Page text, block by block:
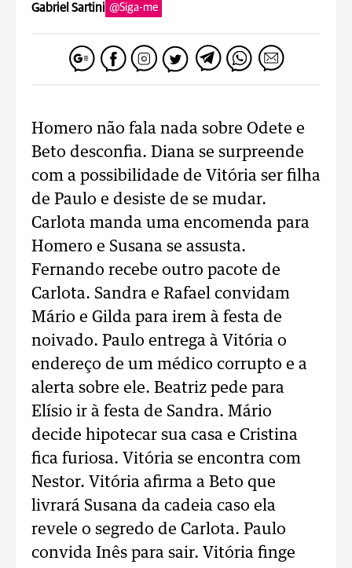
Gabriel Sartini @Siga-me
Homero não fala nada sobre Odete e
Beto desconfia. Diana se surpreende
com a possibilidade de Vitória ser filha
de Paulo e desiste de se mudar.
Carlota manda uma encomenda para
Homero e Susana se assusta.
Fernando recebe outro pacote de
Carlota. Sandra e Rafael convidam
Mário e Gilda para irem à festa de
noivado. Paulo entrega à Vitória o
endereço de um médico corrupto e a
alerta sobre ele. Beatriz pede para
Elísio ir à festa de Sandra. Mário
decide hipotecar sua casa e Cristina
fica furiosa. Vitória se encontra com
Nestor. Vitória afirma a Beto que
livrará Susana da cadeia caso ela
revele o segredo de Carlota. Paulo
convida Inês para sair. Vitória finge